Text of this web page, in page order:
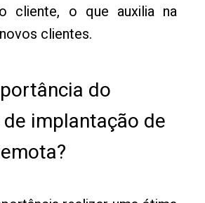
cliente, o que auxilia na
clientes.
do
implantação de